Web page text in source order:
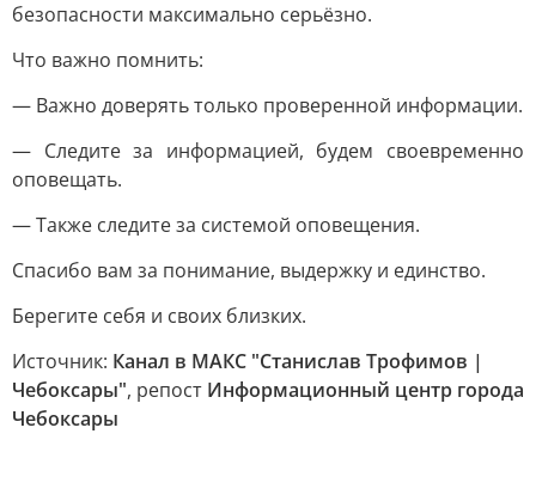
безопасности максимально серьёзно.
Что важно помнить:
— Важно доверять только проверенной информации.
— Следите за информацией, будем своевременно
оповещать.
— Также следите за системой оповещения.
Спасибо вам за понимание, выдержку и единство.
Берегите себя и своих близких.
Источник: Канал в МАКС "Станислав Трофимов |
Чебоксары", репост Информационный центр города
Чебоксары